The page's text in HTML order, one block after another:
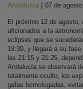
Andalucía | 07 de
El próximo 12 de
aficionados a la
eclipses que se
19:39, y llegará a su
las 21:15 y 21:25,
Andalucía se observará
totalmente oculto, los
gafas homologadas,